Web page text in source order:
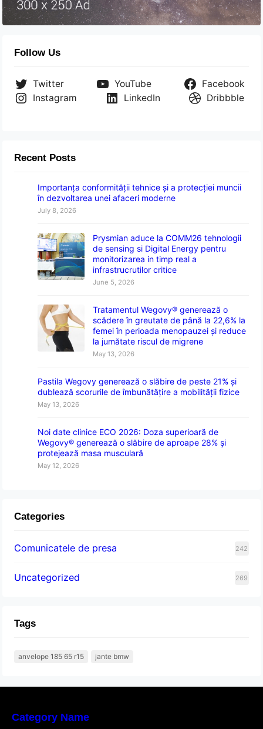
Follow Us
Twitter YouTube
Facebook
Instagram
LinkedIn Dribbble
Recent Posts
Importanța conformității tehnice și a protecției muncii
în dezvoltarea unei afaceri moderne
July 8, 2026
Prysmian aduce la COMM26 tehnologii
de sensing si Digital Energy pentru
monitorizarea in timp real a
infrastrucrutilor critice
June 5, 2026
Tratamentul Wegovy® generează o
scădere în greutate de până la 22,6% la
femei în perioada menopauzei și reduce
la jumătate riscul de migrene
May 13, 2026
Pastila Wegovy generează o slăbire de peste 21% și
dublează scorurile de îmbunătățire a mobilității fizice
May 13, 2026
Noi date clinice ECO 2026: Doza superioară de
Wegovy® generează o slăbire de aproape 28% și
protejează masa musculară
May 12, 2026
Categories
Comunicatele de presa 242
Uncategorized 269
Tags
anvelope 185 65 r15 jante bmw
Category Name